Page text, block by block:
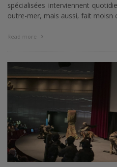
spécialisées interviennent
outre-mer, mais aussi, fait moisn
Read more